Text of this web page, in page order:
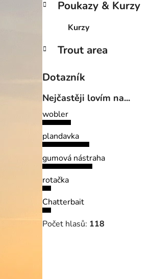
Poukazy & Kurzy
Kurzy
Trout area
Dotazník
Nejčastěji lovím na...
wobler
plandavka
gumová nástraha
rotačka
Chatterbait
Počet hlasů: 118